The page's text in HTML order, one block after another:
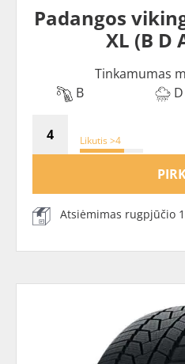
Padangos
XL (B D
Tinkamumas
B
D
Likutis >4
Atsiėmimas rugpjūčio